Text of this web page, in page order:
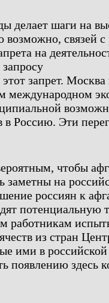
делает шаги на
возможно, связей
на
этот запрет.
международном
в Россию. Эти
чтобы
заметны на
россиян к
потенциальную
работникам
из стран
ими в
появлению здесь